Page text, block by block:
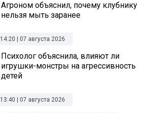
Агроном объяснил, почему клубнику
нельзя мыть заранее
14:20 | 07 августа 2026
Психолог объяснила, влияют ли
игрушки-монстры на агрессивность
детей
13:40 | 07 августа 2026